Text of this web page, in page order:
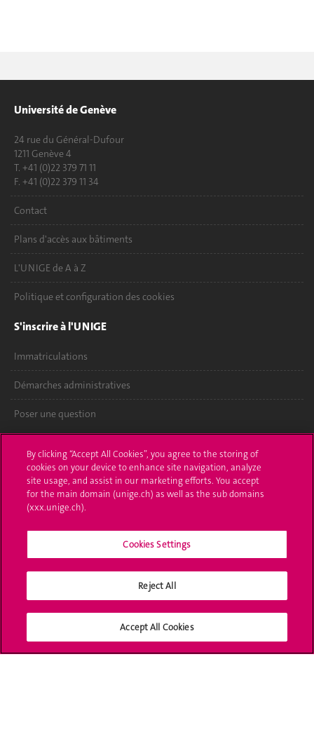
Université de Genève
24 rue du Général-Dufour
1211 Genève 4
T. +41 (0)22 379 71 11
F. +41 (0)22 379 11 34
Contact
Plans d'accès aux bâtiments
L'UNIGE de A à Z
Politique et configuration des cookies
S'inscrire à l'UNIGE
Immatriculations
Démarches administratives
Poser une question
UNIGE Mobile
Médias
Offres d'emploi
Bibliothèque
Médias sociaux UNIGE
By clicking “Accept All Cookies”, you agree to the storing of
cookies on your device to enhance site navigation, analyze
site usage, and assist in our marketing efforts. You accept
for the main domain (unige.ch) as well as the sub domains
(xxx.unige.ch).
Cookies Settings
Reject All
Accept All Cookies